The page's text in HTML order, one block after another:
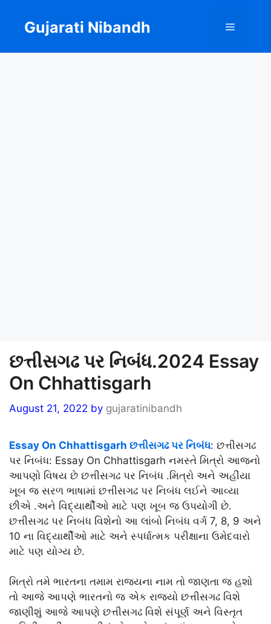
content
Gujarati Nibandh Menu
છત્તીસગઢ પર નિબંધ.2024 Essay
On Chhattisgarh
August 21, 2022 by gujaratinibandh
Essay On Chhattisgarh છત્તીસગઢ પર નિબંધ: છત્તીસગઢ
પર નિબંધ: Essay On Chhattisgarh નમસ્તે મિત્રો આજનો
આપણો વિષય છે છત્તીસગઢ પર નિબંધ .મિત્રો અને અહીંયા
ખૂબ જ સરળ ભાષામાં છત્તીસગઢ પર નિબંધ લઈને આવ્યા
છીએ .અને વિદ્યાર્થીઓ માટે પણ ખૂબ જ ઉપયોગી છે.
છત્તીસગઢ પર નિબંધ વિશેનો આ લાંબો નિબંધ વર્ગ 7, 8, 9 અને
10 ના વિદ્યાર્થીઓ માટે અને સ્પર્ધાત્મક પરીક્ષાના ઉમેદવારો
માટે પણ યોગ્ય છે.
મિત્રો તમે ભારતના તમામ રાજ્યના નામ તો જાણતા જ હશો
તો આજે આપણે ભારતનો જ એક રાજ્યો છત્તીસગઢ વિશે
જાણીશું આજે આપણે છત્તીસગઢ વિશે સંપૂર્ણ અને વિસ્તૃત